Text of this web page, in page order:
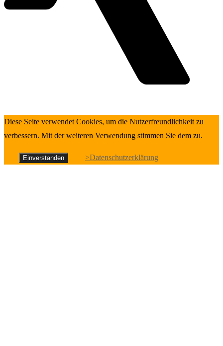
Diese Seite verwendet Cookies, um die Nutzerfreundlichkeit zu
verbessern. Mit der weiteren Verwendung stimmen Sie dem zu.
Einverstanden >Datenschutzerklärung